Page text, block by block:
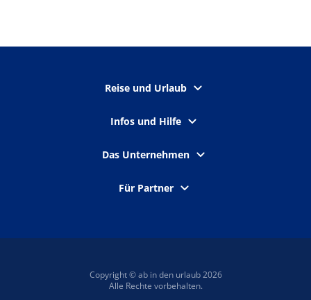
Reise und Urlaub
Infos und Hilfe
Das Unternehmen
Für Partner
Copyright © ab in den urlaub 2026
Alle Rechte vorbehalten.